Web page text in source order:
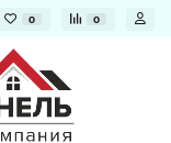
0 0